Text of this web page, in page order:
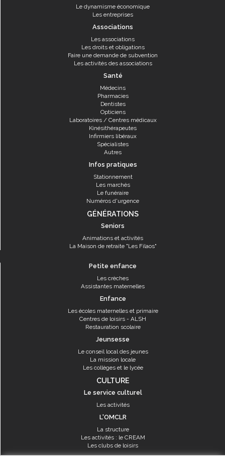
Le dynamisme économique
Les entreprises
Associations
Les associations
Les droits et obligations
Faire une demande de subvention
Les activités des associations
Santé
Médecins
Pharmacies
Dentistes
Opticiens
Laboratoires / Centres médicaux
Kinésithérapeutes
Infirmiers libéraux
Spécialistes
Autres
Infos pratiques
Stationnement
Les marchés
Le funéraire
Numéros d'urgence
GÉNÉRATIONS
Seniors
Animations et activités
La Maison de retraite "Les Filaos"
Petite enfance
Les crèches
Assistantes maternelles
Enfance
Les écoles maternelles et primaire
Centres de loisirs - ALSH
Restauration scolaire
Jeunsesse
Le conseil local des jeunes
La mission locale
Les collèges et le lycée
CULTURE
Le service culturel
Les activités
L'OMCLR
La structure
Les activités : le CREAM
Les clubs de loisirs